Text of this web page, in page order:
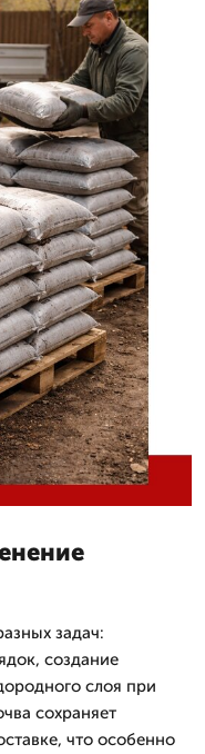
задач:
создание
слоя при
сохраняет
что особенно